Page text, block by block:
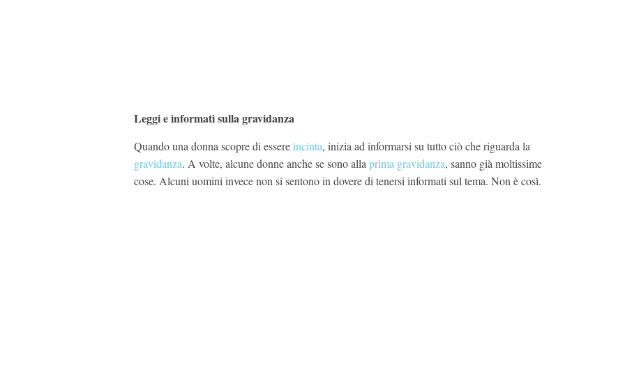
Leggi e informati sulla gravidanza
Quando una donna scopre di essere incinta, inizia ad informarsi su tutto ciò che riguarda la
gravidanza. A volte, alcune donne anche se sono alla prima gravidanza, sanno già moltissime
cose. Alcuni uomini invece non si sentono in dovere di tenersi informati sul tema. Non è così.